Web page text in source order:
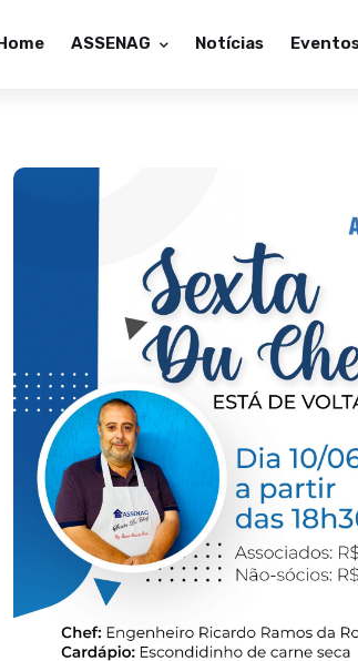
ASSENAG Notícias